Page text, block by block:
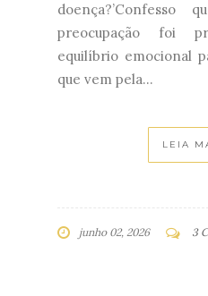
doença?’Confesso
preocupação foi
equilíbrio emocional
que vem pela...
LEIA
junho 02, 2026 3